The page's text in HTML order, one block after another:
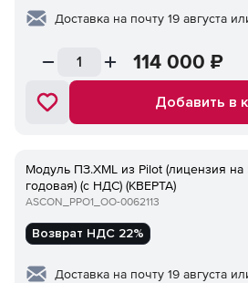
Доставка на почту 19 августа
114 000 ₽
Добавить в
Модуль ПЗ.XML из Pilot (лицензия
годовая) (с НДС) (КВЕРТА)
ASCON_PPO1_ОО-0062113
Возврат НДС 22%
Доставка на почту 19 августа